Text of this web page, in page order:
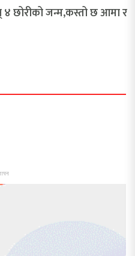
४ छोरीको जन्म,कस्तो छ आमा र